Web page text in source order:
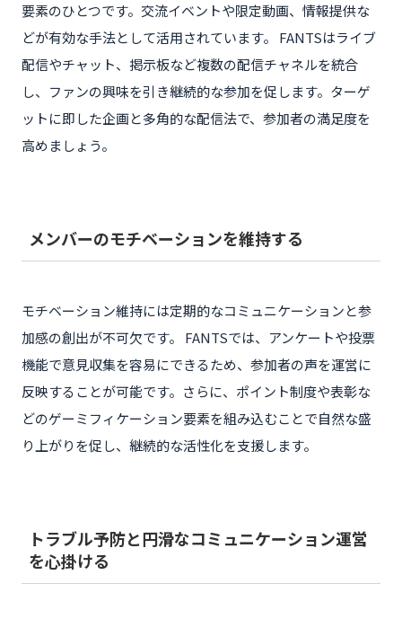
要素のひとつです。交流イベントや限定動画、情報提供な
どが有効な手法として活用されています。 FANTSはライブ
配信やチャット、掲示板など複数の配信チャネルを統合
し、ファンの興味を引き継続的な参加を促します。ターゲ
ットに即した企画と多角的な配信法で、参加者の満足度を
高めましょう。
メンバーのモチベーションを維持する
モチベーション維持には定期的なコミュニケーションと参
加感の創出が不可欠です。 FANTSでは、アンケートや投票
機能で意見収集を容易にできるため、参加者の声を運営に
反映することが可能です。さらに、ポイント制度や表彰な
どのゲーミフィケーション要素を組み込むことで自然な盛
り上がりを促し、継続的な活性化を支援します。
トラブル予防と円滑なコミュニケーション運営
を心掛ける